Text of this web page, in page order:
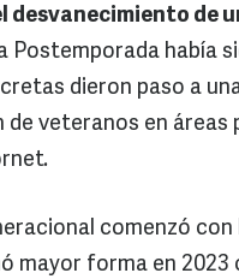
desvanecimiento de
Postemporada había
dieron paso a
veteranos en áreas
comenzó
mayor forma en